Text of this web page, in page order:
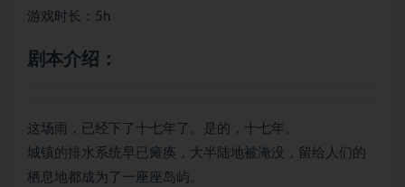
游戏时长：5h
剧本介绍：
这场雨，已经下了十七年了。是的，十七年。
城镇的排水系统早已瘫痪，大半陆地被淹没，留给人们的
栖息地都成为了一座座岛屿。